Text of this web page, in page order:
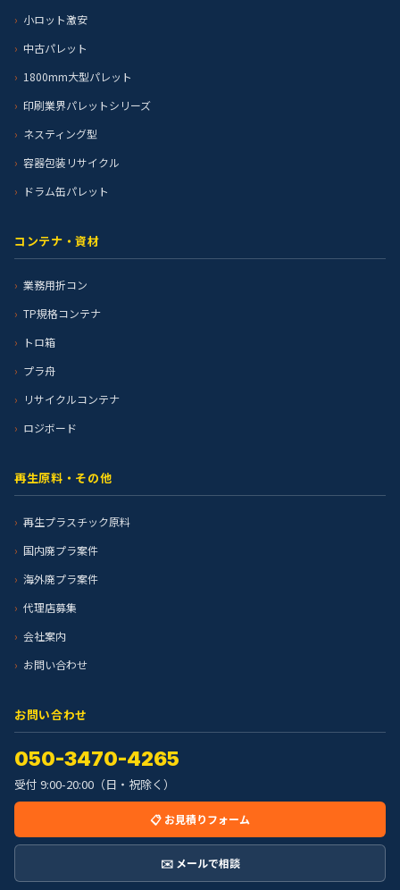
小ロット激安
中古パレット
1800mm大型パレット
印刷業界パレットシリーズ
ネスティング型
容器包装リサイクル
ドラム缶パレット
コンテナ・資材
業務用折コン
TP規格コンテナ
トロ箱
プラ舟
リサイクルコンテナ
ロジボード
再生原料・その他
再生プラスチック原料
国内廃プラ案件
海外廃プラ案件
代理店募集
会社案内
お問い合わせ
お問い合わせ
050-3470-4265
受付 9:00-20:00（日・祝除く）
📋 お見積りフォーム
✉️ メールで相談